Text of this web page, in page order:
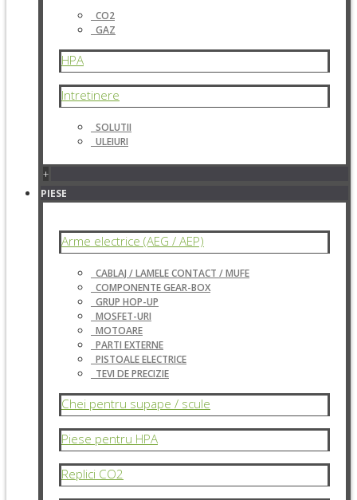
CO2
GAZ
HPA
Intretinere
SOLUTII
ULEIURI
+
PIESE
Arme electrice (AEG / AEP)
CABLAJ / LAMELE CONTACT / MUFE
COMPONENTE GEAR-BOX
GRUP HOP-UP
MOSFET-URI
MOTOARE
PARTI EXTERNE
PISTOALE ELECTRICE
TEVI DE PRECIZIE
Chei pentru supape / scule
Piese pentru HPA
Replici CO2